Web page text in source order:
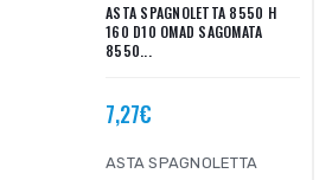
ASTA SPAGNOLETTA 8550 H
160 D10 OMAD SAGOMATA
8550...
7,27€
ASTA SPAGNOLETTA